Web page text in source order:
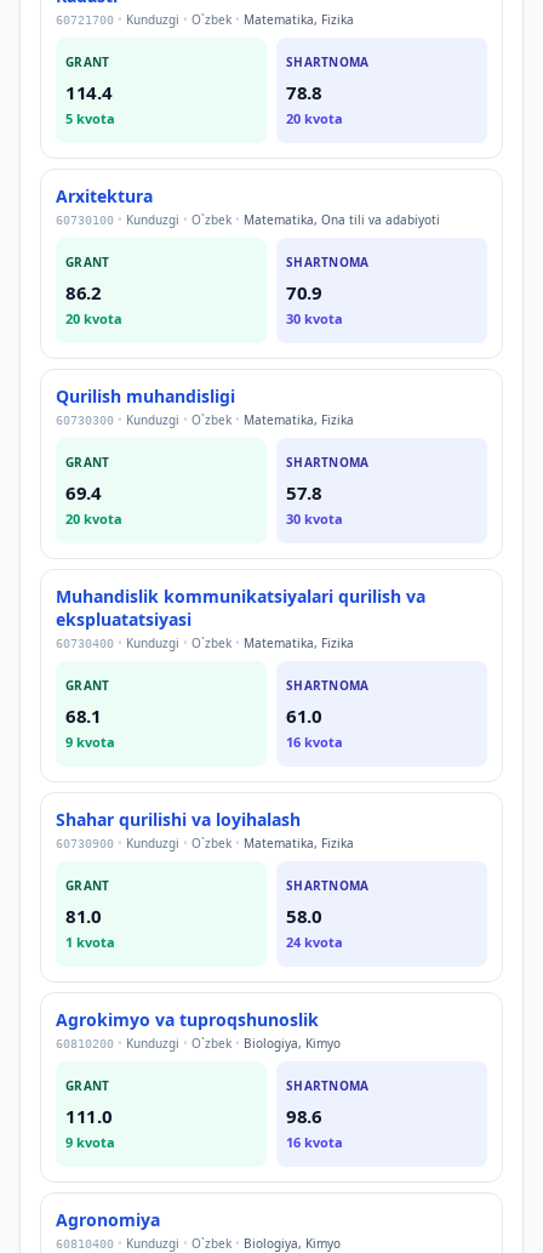
60721700 • Kunduzgi • O`zbek • Matematika, Fizika
GRANT
114.4
5 kvota
SHARTNOMA
78.8
20 kvota
Arxitektura
60730100 • Kunduzgi • O`zbek • Matematika, Ona tili va adabiyoti
GRANT
86.2
20 kvota
SHARTNOMA
70.9
30 kvota
Qurilish muhandisligi
60730300 • Kunduzgi • O`zbek • Matematika, Fizika
GRANT
69.4
20 kvota
SHARTNOMA
57.8
30 kvota
Muhandislik kommunikatsiyalari qurilish va
ekspluatatsiyasi
60730400 • Kunduzgi • O`zbek • Matematika, Fizika
GRANT
68.1
9 kvota
SHARTNOMA
61.0
16 kvota
Shahar qurilishi va loyihalash
60730900 • Kunduzgi • O`zbek • Matematika, Fizika
GRANT
81.0
1 kvota
SHARTNOMA
58.0
24 kvota
Agrokimyo va tuproqshunoslik
60810200 • Kunduzgi • O`zbek • Biologiya, Kimyo
GRANT
111.0
9 kvota
SHARTNOMA
98.6
16 kvota
Agronomiya
60810400 • Kunduzgi • O`zbek • Biologiya, Kimyo